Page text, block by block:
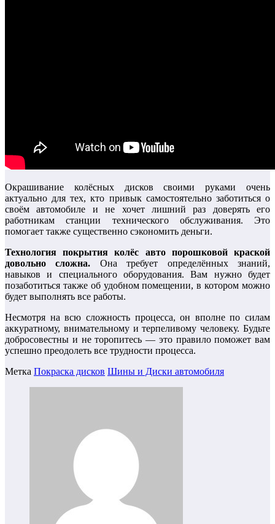
Окрашивание колёсных дисков своими руками очень
актуально для тех, кто привык самостоятельно заботиться о
своём автомобиле и не хочет лишний раз доверять его
работникам станции технического обслуживания. Это
помогает также существенно сэкономить деньги.
Технология покрытия колёс авто порошковой краской
довольно сложна. Она требует определённых знаний,
навыков и специального оборудования. Вам нужно будет
позаботиться также об удобном помещении, в котором можно
будет выполнять все работы.
Несмотря на всю сложность процесса, он вполне по силам
аккуратному, внимательному и терпеливому человеку. Будьте
добросовестны и не торопитесь — это правило поможет вам
успешно преодолеть все трудности процесса.
Метка Покраска дисков Шины и Диски автомобиля